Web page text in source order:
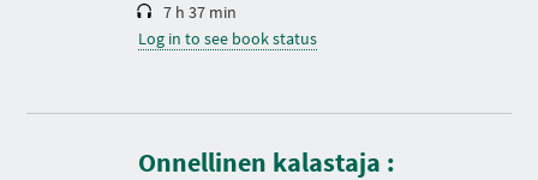
7 h 37 min
Log in to see book status
Onnellinen kalastaja :